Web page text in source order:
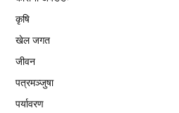
कृषि
खेल जगत
जीवन
पत्रमञ्जुषा
पर्यावरण